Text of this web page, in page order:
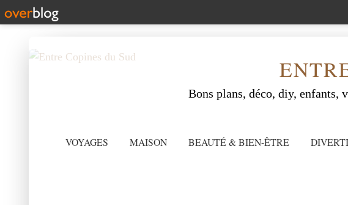
Bons plans, déco, diy, enfants,
VOYAGES MAISON BEAUTÉ & BIEN-ÊTRE